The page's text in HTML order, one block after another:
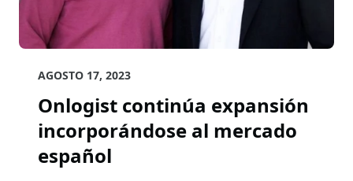
AGOSTO 17, 2023
Onlogist continúa expansión
incorporándose al mercado
español